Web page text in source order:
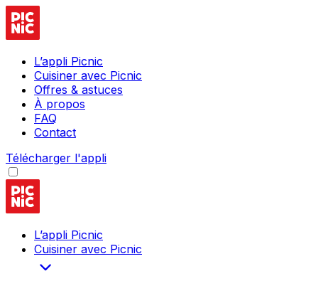
L’appli Picnic
Cuisiner avec Picnic
Offres & astuces
À propos
FAQ
Contact
Télécharger l'appli
L’appli Picnic
Cuisiner avec Picnic